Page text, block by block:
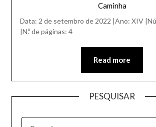
Caminha
Data: 2 de setembro de 2022 |Ano: XIV
|N.º de páginas: 4
Read more
PESQUISAR